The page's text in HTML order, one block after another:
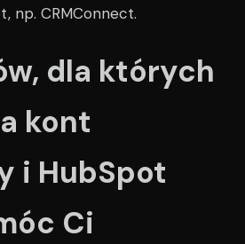
np. CRMConnect.
dla których
kont
i HubSpot
Ci